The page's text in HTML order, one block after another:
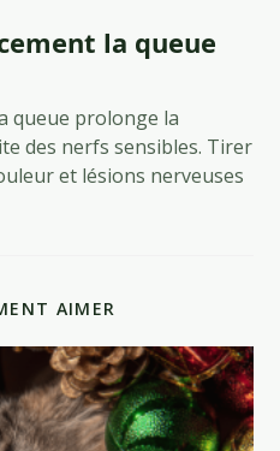
la queue
queue prolonge la
des nerfs sensibles. Tirer
et lésions nerveuses
AIMER